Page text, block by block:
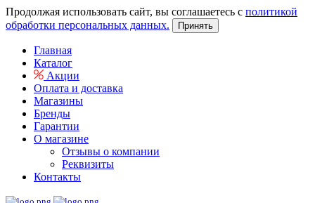
Продолжая использовать сайт, вы соглашаетесь с политикой
обработки персональных данных.
Принять
Главная
Каталог
Акции
Оплата и доставка
Магазины
Бренды
Гарантии
О магазине
Отзывы о компании
Реквизиты
Контакты